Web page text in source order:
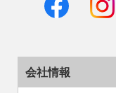
会社情報